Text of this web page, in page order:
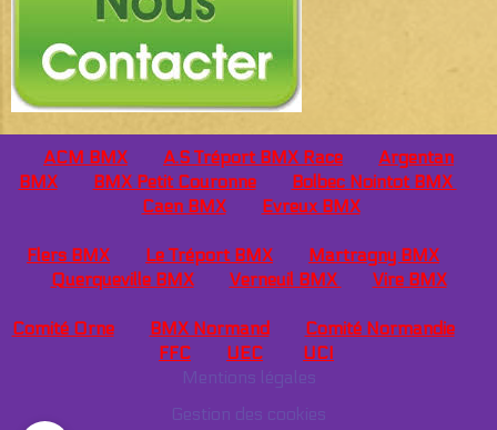
ACM BMX A.S Tréport BMX Race
Argentan
BMX
BMX Petit Couronne
Bolbec Nointot BMX
Caen BMX Evreux BMX
Flers BMX Le Tréport BMX
Martragny BMX
Querqueville BMX
Verneuil BMX Vire BMX
Comité Orne BMX Normand
Comité Normandie
FFC
UEC
UCI
Mentions légales
Gestion des cookies